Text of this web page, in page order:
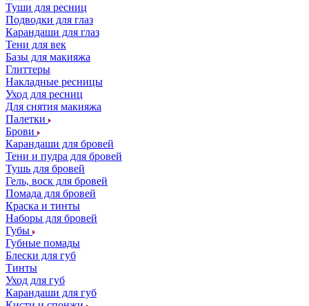
Туши для ресниц
Подводки для глаз
Карандаши для глаз
Тени для век
Базы для макияжа
Глиттеры
Накладные ресницы
Уход для ресниц
Для снятия макияжа
Палетки
Брови
Карандаши для бровей
Тени и пудра для бровей
Тушь для бровей
Гель, воск для бровей
Помада для бровей
Краска и тинты
Наборы для бровей
Губы
Губные помады
Блески для губ
Тинты
Уход для губ
Карандаши для губ